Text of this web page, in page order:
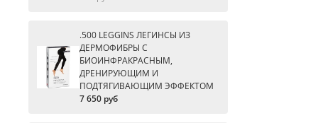
.500 LEGGINS ЛЕГИНСЫ ИЗ
ДЕРМОФИБРЫ С
БИОИНФРАКРАСНЫМ,
ДРЕНИРУЮЩИМ И
ПОДТЯГИВАЮЩИМ ЭФФЕКТОМ
7 650 руб